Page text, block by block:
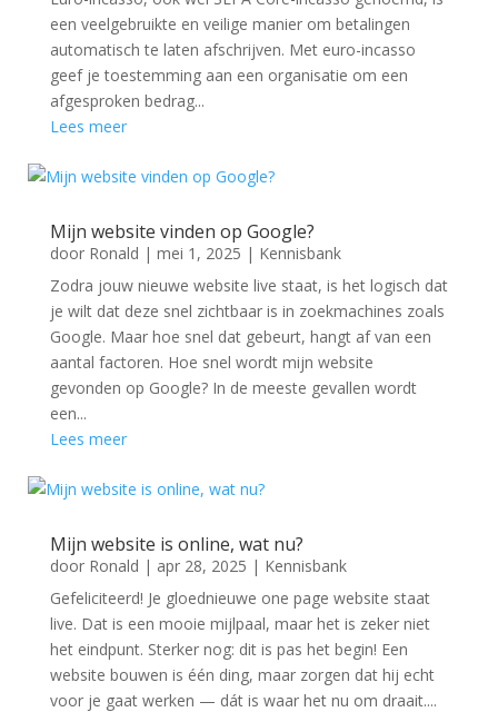
een veelgebruikte en veilige manier om betalingen
automatisch te laten afschrijven. Met euro-incasso
geef je toestemming aan een organisatie om een
afgesproken bedrag...
Lees meer
Mijn website vinden op Google?
door Ronald | mei 1, 2025 | Kennisbank
Zodra jouw nieuwe website live staat, is het logisch dat
je wilt dat deze snel zichtbaar is in zoekmachines zoals
Google. Maar hoe snel dat gebeurt, hangt af van een
aantal factoren. Hoe snel wordt mijn website
gevonden op Google? In de meeste gevallen wordt
een...
Lees meer
Mijn website is online, wat nu?
door Ronald | apr 28, 2025 | Kennisbank
Gefeliciteerd! Je gloednieuwe one page website staat
live. Dat is een mooie mijlpaal, maar het is zeker niet
het eindpunt. Sterker nog: dit is pas het begin! Een
website bouwen is één ding, maar zorgen dat hij echt
voor je gaat werken — dát is waar het nu om draait....